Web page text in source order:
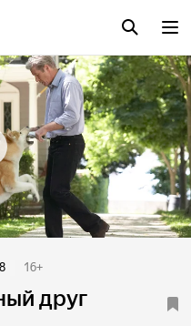
16+
друг